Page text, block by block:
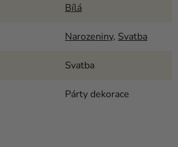
Bílá
Narozeniny, Svatba
Svatba
Párty dekorace